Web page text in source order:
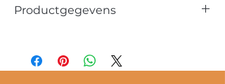
Productgegevens
100% wol